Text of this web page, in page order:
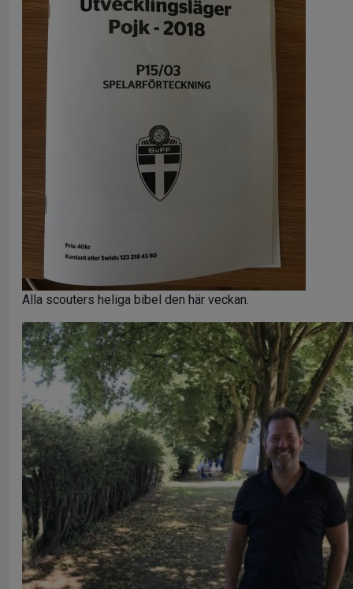
Alla scouters heliga bibel den här veckan.